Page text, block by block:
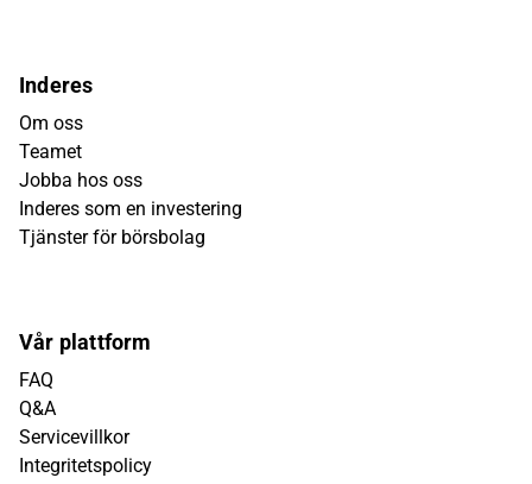
Inderes
Om oss
Teamet
Jobba hos oss
Inderes som en investering
Tjänster för börsbolag
Vår plattform
FAQ
Q&A
Servicevillkor
Integritetspolicy